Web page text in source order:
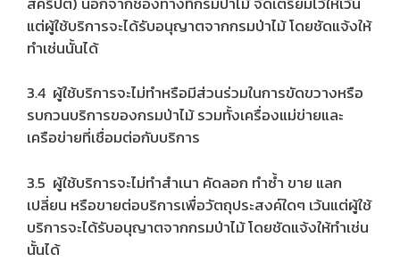
แต่ผู้ใช้บริการจะได้รับอนุญาตจากกรมป่าไม้ โดยชัดแจ้งให้
ทำเช่นนั้นได้
3.4 ผู้ใช้บริการจะไม่ทำหรือมีส่วนร่วมในการขัดขวางหรือ
รบกวนบริการของกรมป่าไม้ รวมทั้งเครื่องแม่ข่ายและ
เครือข่ายที่เชื่อมต่อกับบริการ
3.5 ผู้ใช้บริการจะไม่ทำสำเนา คัดลอก ทำซ้ำ ขาย แลก
เปลี่ยน หรือขายต่อบริการเพื่อวัตถุประสงค์ใดๆ เว้นแต่ผู้ใช้
บริการจะได้รับอนุญาตจากกรมป่าไม้ โดยชัดแจ้งให้ทำเช่น
นั้นได้